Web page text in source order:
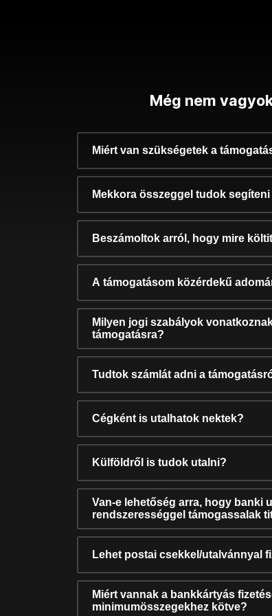
Még nem
Miért van szükségetek a
Mekkora összeggel tudok
Beszámoltok arról, hogy mire
A támogatásom közérdekű
Milyen jogi szabályok
támogatásra?
Tudtok számlát adni a
Cégként is utalhatok nektek?
Külföldről is tudok utalni?
Van-e lehetőség arra, hogy banki
rendszerességgel támogassalak
Lehet postai csekkel/utalvánnyal
Miért vannak a bankkártyás
minimumösszegekhez kötve?